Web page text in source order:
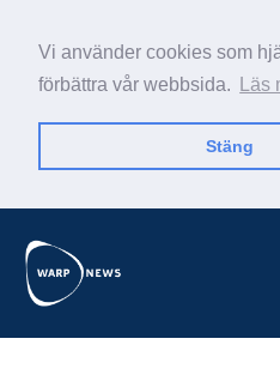
Vi använder cookies som
förbättra vår webbsida.
Läs
Stäng